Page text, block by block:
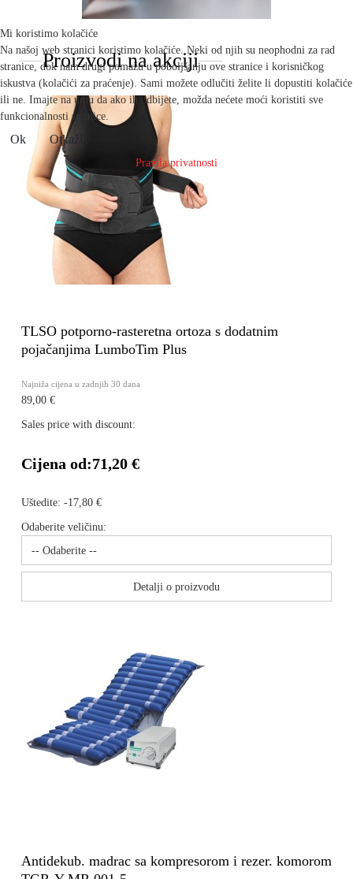
Proizvodi na akciji
TLSO potporno-rasteretna ortoza s dodatnim
pojačanjima LumboTim Plus
Najniža cijena u zadnjih 30 dana
89,00 €
Sales price with discount:
Cijena od:71,20 €
Uštedite: -17,80 €
Odaberite veličinu:
Detalji o proizvodu
Antidekub. madrac sa kompresorom i rezer. komorom
Mi koristimo kolačiće
Na našoj web stranici koristimo kolačiće. Neki od njih su neophodni za rad
stranice, dok nam drugi pomažu u poboljšanju ove stranice i korisničkog
iskustva (kolačići za praćenje). Sami možete odlučiti želite li dopustiti kolačiće
ili ne. Imajte na umu da ako ih odbijete, možda nećete moći koristiti sve
funkcionalnosti stranice.
Ok Otkaži
Pravila privatnosti